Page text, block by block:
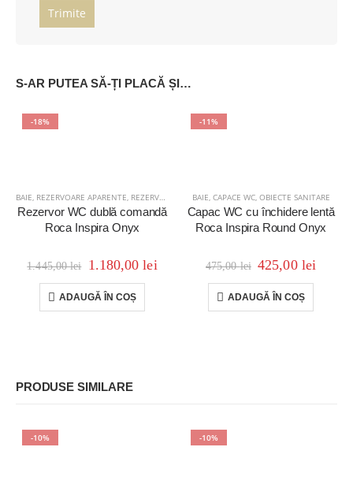
S-AR PUTEA SĂ-ȚI PLACĂ ȘI…
-18%
BAIE, REZERVOARE APARENTE, REZERVOARE ȘI RIGOLE
Rezervor WC dublă comandă
Roca Inspira Onyx
1.445,00lei 1.180,00lei
ADAUGĂ ÎN COȘ
-11%
BAIE, CAPACE WC, OBIECTE SANITARE
Capac WC cu închidere lentă
Roca Inspira Round Onyx
475,00lei 425,00 lei
ADAUGĂ ÎN COȘ
PRODUSE SIMILARE
-10% -10%